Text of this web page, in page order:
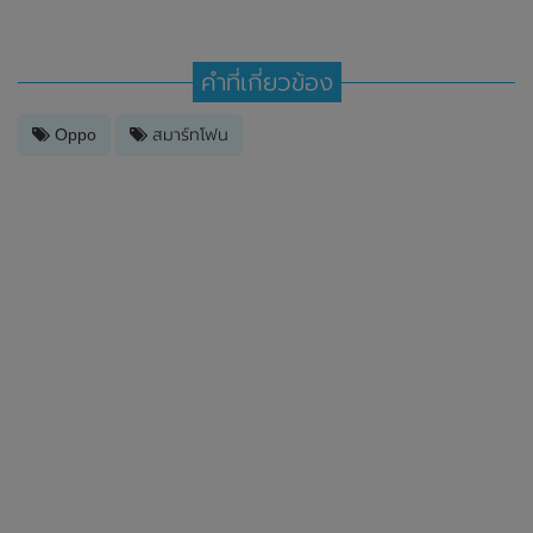
คำที่เกี่ยวข้อง
Oppo สมาร์ทโฟน